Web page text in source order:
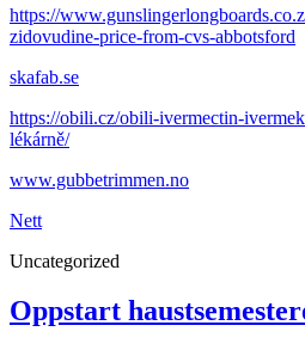
https://
zidovudine-price-from-cvs-abbotsford
skafab.se
https://obili.cz/obili-ivermectin-
lékárně/
www.gubbetrimmen.no
Nett
Uncategorized
Oppstart